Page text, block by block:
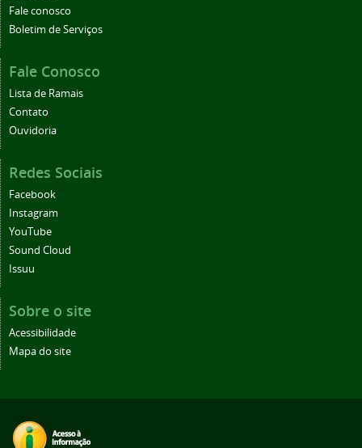
Fale conosco
Boletim de Serviços
Fale Conosco
Lista de Ramais
Contato
Ouvidoria
Redes Sociais
Facebook
Instagram
YouTube
Sound Cloud
Issuu
Sobre o site
Acessibilidade
Mapa do site